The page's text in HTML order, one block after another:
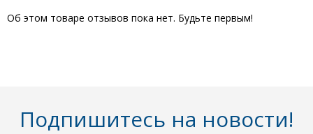
Об этом товаре отзывов пока нет. Будьте первым!
Подпишитесь на новости!